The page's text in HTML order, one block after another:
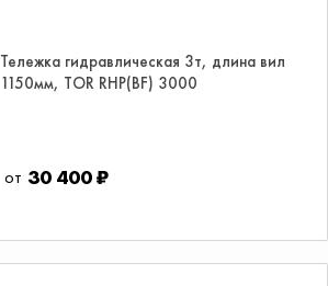
Тележка гидравлическая 3т, длина вил
1150мм, TOR RHP(BF) 3000
30 400 ₽